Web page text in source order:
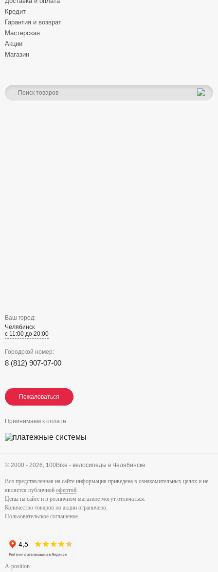
Кредит
Гарантия и возврат
Мастерская
Акции
Магазин
Ваш город:
Челябинск
с 11:00 до 20:00
Городской номер:
8 (812) 907-07-00
Пожаловаться
Пожаловаться
Пожаловаться
Приинимаем к оплате:
© 2000 - 2026, 100Bike - велосипеды в Челябинске
Вся представленная на сайте информация приведена в ознакомительных целях и не
является публичной офертой.
Цены на сайте и в розничном магазине могут отличаться.
Количество товаров по акции ограничено.
Пользовательское соглашение.
A-position